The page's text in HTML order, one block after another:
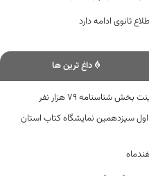
ثانوی ادامه دارد
داغ ترین ها
شناسنامه ۷۹ هزار نفر
روز اول سیزدهمین نمایشگاه کتاب استان